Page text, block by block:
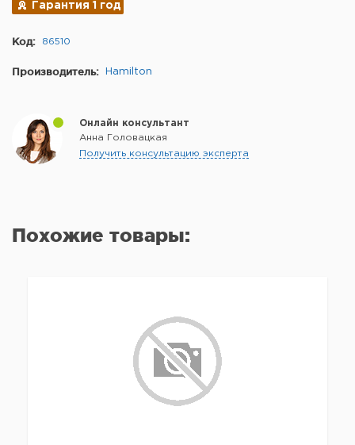
Гарантия 1 год
Код: 86510
Производитель: Hamilton
Онлайн консультант
Анна Головацкая
Получить консультацию эксперта
Похожие товары: